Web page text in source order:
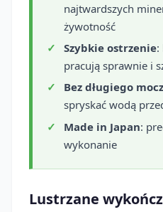
najtwardszych
żywotność
Szybkie ostrzenie:
pracują sprawnie i
Bez długiego
spryskać wodą
Made in Japan:
wykonanie
Lustrzane